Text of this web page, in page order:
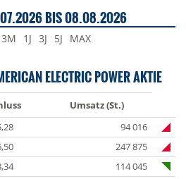
BIS 08.08.2026
3M 1J 3J 5J MAX
ELECTRIC POWER AKTIE
Umsatz (St.)
94 016
247 875
114 045